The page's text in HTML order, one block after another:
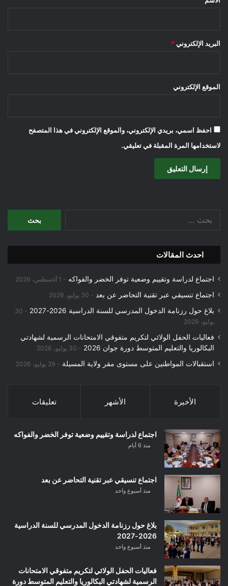
البريد الإلكتروني *
الموقع الإلكتروني
احفظ اسمي، بريدي الإلكتروني، والموقع الإلكتروني في هذا المتصفح
لاستخدامها المرة المقبلة في تعليقي.
احدث المقالات
اجتماع لدراسة وتقييم وضعية توفر الخضر والفواكه 1 أغسطس، 2026
اجتماع تنسيقي عبر تقنية التحاضر عن بعد 30 يوليو، 2026
بلاغ حول رزنامة الدخول المدرسي للسنة الدراسية 2026-2027
30
يوليو، 2026
فعاليات الحفل الولائي لتكريم متفوقي الامتحانات الرسمية لشهادتي
البكالوريا والتعليم المتوسط دورة جوان 2026
30 يوليو، 2026
استقبالات المواطنين على مستوى مقر ولاية المسيلة 29 يوليو، 2026
الأخيرة الأشهر تعليقات
اجتماع لدراسة وتقييم وضعية توفر الخضر والفواكه
منذ 6 أيام
اجتماع تنسيقي عبر تقنية التحاضر عن بعد
منذ أسبوع واحد
بلاغ حول رزنامة الدخول المدرسي للسنة الدراسية
2026-2027
منذ أسبوع واحد
فعاليات الحفل الولائي لتكريم متفوقي الامتحانات
الرسمية لشهادتي البكالوريا والتعليم المتوسط دورة